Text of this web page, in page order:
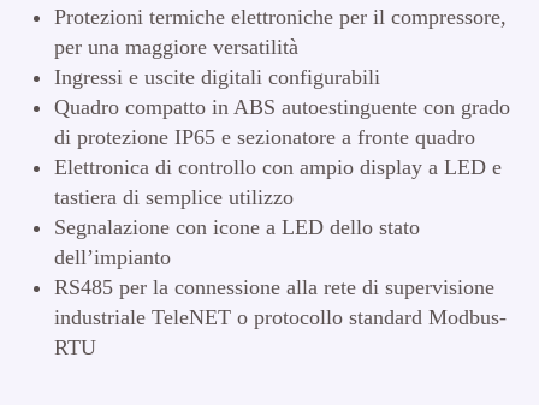
Protezioni termiche elettroniche per il compressore,
per una maggiore versatilità
Ingressi e uscite digitali configurabili
Quadro compatto in ABS autoestinguente con grado
di protezione IP65 e sezionatore a fronte quadro
Elettronica di controllo con ampio display a LED e
tastiera di semplice utilizzo
Segnalazione con icone a LED dello stato
dell’impianto
RS485 per la connessione alla rete di supervisione
industriale TeleNET o protocollo standard Modbus-
RTU